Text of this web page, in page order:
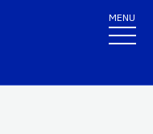
MENU